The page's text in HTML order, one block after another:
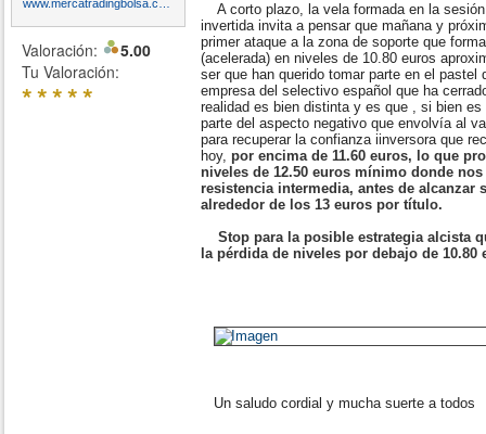
Valoración:
5.00
Tu Valoración:
*****
A corto plazo, la vela formada en la
invertida invita a pensar que mañana y
primer ataque a la zona de soporte que
(acelerada) en niveles de 10.80 euros
ser que han querido tomar parte en el pastel
empresa del selectivo español que ha
realidad es bien distinta y es que , si bien es
parte del aspecto negativo que envolvía al
para recuperar la confianza iinversora que
hoy, por encima de 11.60 euros, lo que
niveles de 12.50 euros mínimo donde
resistencia intermedia, antes de alcanzar
alrededor de los 13 euros por título.
Stop para la posible estrategia alcista
la pérdida de niveles por debajo de
Un saludo cordial y mucha suerte a todos